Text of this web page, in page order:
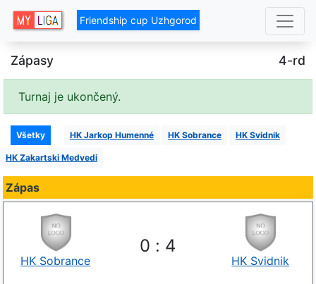
Friendship cup Uzhgorod
Zápasy 4-rd
Turnaj je ukončený.
Všetky HK Jarkop Humenné HK Sobrance HK Svidnik
HK Zakartskі Medvedi
Zápas
0 : 4
HK Sobrance HK Svidnik